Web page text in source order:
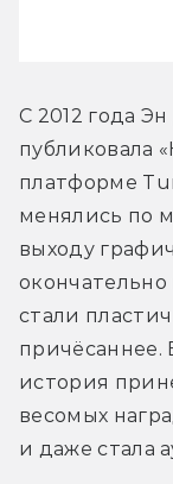
С 2012 года
публиковала
платформе
менялись по
выходу
стали
история
весомых
и даже стала